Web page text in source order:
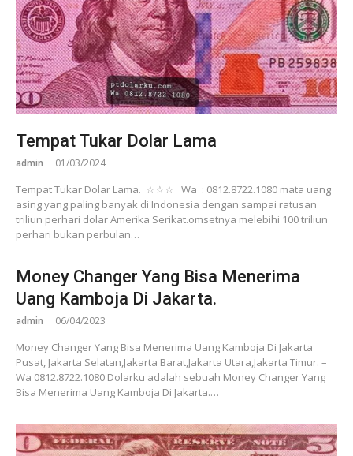
Tempat Tukar Dolar Lama
admin 01/03/2024
Tempat Tukar Dolar Lama. ☆☆☆ Wa : 0812.8722.1080 mata uang
asing yang paling banyak di Indonesia dengan sampai ratusan
triliun perhari dolar Amerika Serikat.omsetnya melebihi 100 triliun
perhari bukan perbulan…
Money Changer Yang Bisa Menerima
Uang Kamboja Di Jakarta.
admin 06/04/2023
Money Changer Yang Bisa Menerima Uang Kamboja Di Jakarta
Pusat, Jakarta Selatan,Jakarta Barat,Jakarta Utara,Jakarta Timur. –
Wa 0812.8722.1080 Dolarku adalah sebuah Money Changer Yang
Bisa Menerima Uang Kamboja Di Jakarta.…